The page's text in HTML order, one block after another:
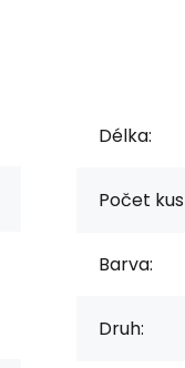
Délka:
Počet
Barva:
Druh: